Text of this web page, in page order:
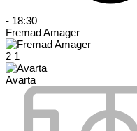
- 18:30
Fremad Amager
2 1
Avarta